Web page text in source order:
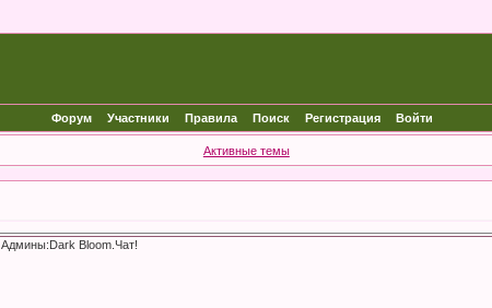
Форум Участники Правила Поиск Регистрация Войти
Активные темы
Админы:Dark Bloom.Чат!